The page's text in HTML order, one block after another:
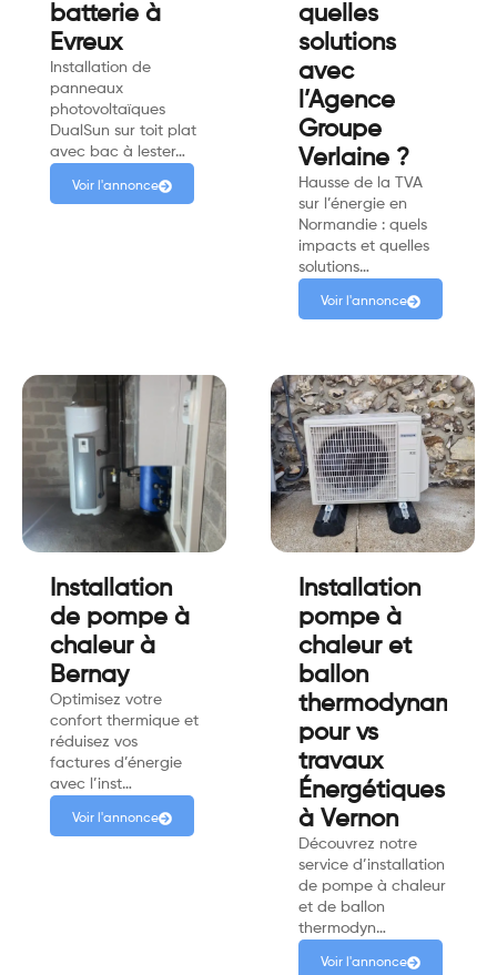
batterie à
Evreux
Installation de
panneaux
photovoltaïques
DualSun sur toit plat
avec bac à lester…
Voir l'annonce
quelles
solutions
avec
l’Agence
Groupe
Verlaine ?
Hausse de la TVA
sur l’énergie en
Normandie : quels
impacts et quelles
solutions…
Voir l'annonce
Installation
de pompe à
chaleur à
Bernay
Optimisez votre
confort thermique et
réduisez vos
factures d’énergie
avec l’inst…
Voir l'annonce
Installation
pompe à
chaleur et
ballon
pour vs
travaux
Énergétiques
à Vernon
Découvrez notre
service d’installation
de pompe à chaleur
et de ballon
thermodyn…
Voir l'annonce